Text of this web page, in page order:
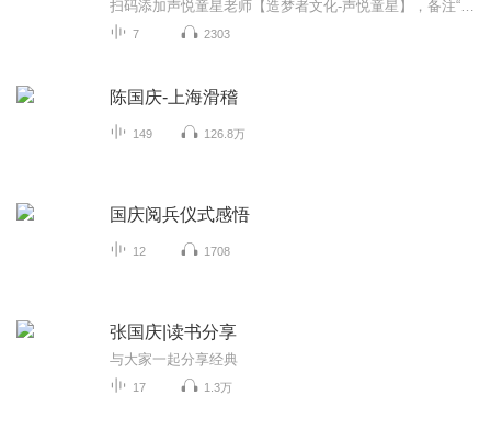
7 2303
陈国庆-上海滑稽
149 126.8万
国庆阅兵仪式感悟
12 1708
张国庆|读书分享
与大家一起分享经典
17 1.3万